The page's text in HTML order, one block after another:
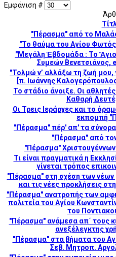
Εμφάνιση #
"Πέρασμα" από το
"Το θαύμα του Αγίου
"Μεγάλη Ἑβδομάδα : Το
Συμεών Βενετσιάνος,
"Τολμώ ν’ αλλάξω τη ζωή μου,
[π. Ιωάννης
Το στάδιο άνοιξε. Οι
Καθαρή
Οι Τρεις Ιεράρχες και το
εκπομπή
"Πέρασμα" πέρ' απ' τα
"Πέρασμα" από
"Πέρασμα"
Τι είναι πραγματικά η
γίνεται τρόπος
"Πέρασμα" στη σχέση των νέων
και τις νέες προκλήσεις
"Πέρασμα" ανατροπής των
πολιτεία του Αγίου
του
"Πέρασμα" ανάμεσα απ΄ τους
ανεξέλεγκτης
"Πέρασμα" στα βήματα του
Σεβ. Μητροπ.